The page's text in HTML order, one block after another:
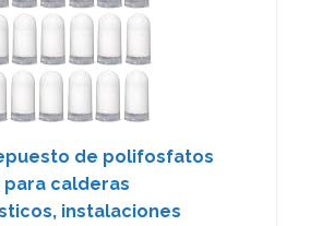
de polifosfatos
calderas
instalaciones